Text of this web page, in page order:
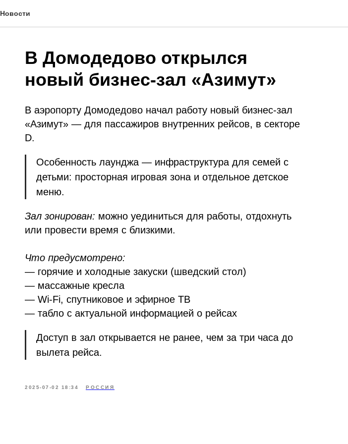
Новости
В Домодедово открылся
новый бизнес-зал «Азимут»
В аэропорту Домодедово начал работу новый бизнес-зал
«Азимут» — для пассажиров внутренних рейсов, в секторе
D.
Особенность лаунджа — инфраструктура для семей с
детьми: просторная игровая зона и отдельное детское
меню.
Зал зонирован: можно уединиться для работы, отдохнуть
или провести время с близкими.
Что предусмотрено:
— горячие и холодные закуски (шведский стол)
— массажные кресла
— Wi-Fi, спутниковое и эфирное ТВ
— табло с актуальной информацией о рейсах
Доступ в зал открывается не ранее, чем за три часа до
вылета рейса.
2025-07-02 18:34 РОССИЯ